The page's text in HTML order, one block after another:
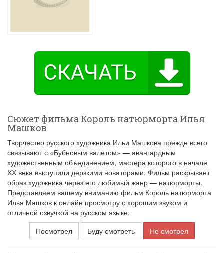
Сюжет фильма Король натюрморта Илья
Машков
Творчество русского художника Ильи Машкова прежде всего
связывают с «Бубновым валетом» — авангардным
художественным объединением, мастера которого в начале
ХХ века выступили дерзкими новаторами. Фильм раскрывает
образ художника через его любимый жанр — натюрморты.
Представляем вашему вниманию фильм Король натюрморта
Илья Машков к онлайн просмотру с хорошим звуком и
отличной озвучкой на русском языке.
Посмотрел
Буду смотреть Не смотрел